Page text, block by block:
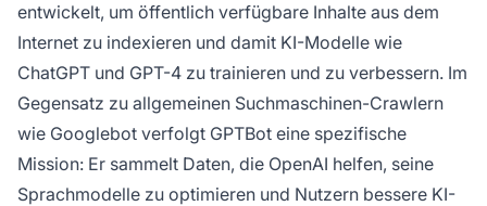
entwickelt, um öffentlich verfügbare Inhalte aus dem
Internet zu indexieren und damit KI-Modelle wie
ChatGPT und GPT-4 zu trainieren und zu verbessern. Im
Gegensatz zu allgemeinen Suchmaschinen-Crawlern
wie Googlebot verfolgt GPTBot eine spezifische
Mission: Er sammelt Daten, die OpenAI helfen, seine
Sprachmodelle zu optimieren und Nutzern bessere KI-